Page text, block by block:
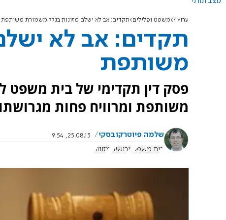
ערוץ 7 משפט ופלילים תקדים: אב לא ישלם מזונות בגלל משמורת משותפת
תקדים: אב לא
משותפת
פסק דין תקדימי של בית
משותפת ומרוויח פחות
שלמה פיוטרקובסקי
25.08.13, 9:54
בית משפט גירושים מזונות